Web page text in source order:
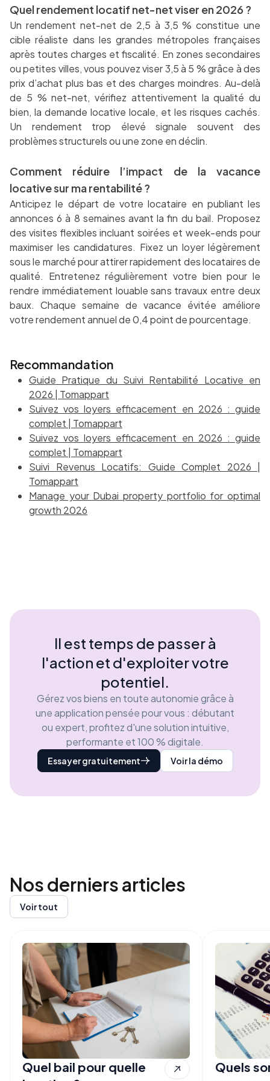
Quel rendement locatif net-net viser en 2026 ?
Un rendement net-net de 2,5 à 3,5 % constitue une
cible réaliste dans les grandes métropoles françaises
après toutes charges et fiscalité. En zones secondaires
ou petites villes, vous pouvez viser 3,5 à 5 % grâce à des
prix d’achat plus bas et des charges moindres. Au-delà
de 5 % net-net, vérifiez attentivement la qualité du
bien, la demande locative locale, et les risques cachés.
Un rendement trop élevé signale souvent des
problèmes structurels ou une zone en déclin.
Comment réduire l’impact de la vacance
locative sur ma rentabilité ?
Anticipez le départ de votre locataire en publiant les
annonces 6 à 8 semaines avant la fin du bail. Proposez
des visites flexibles incluant soirées et week-ends pour
maximiser les candidatures. Fixez un loyer légèrement
sous le marché pour attirer rapidement des locataires de
qualité. Entretenez régulièrement votre bien pour le
rendre immédiatement louable sans travaux entre deux
baux. Chaque semaine de vacance évitée améliore
votre rendement annuel de 0,4 point de pourcentage.
Recommandation
Guide Pratique du Suivi Rentabilité Locative en
2026 | Tomappart
Suivez vos loyers efficacement en 2026 : guide
complet | Tomappart
Suivez vos loyers efficacement en 2026 : guide
complet | Tomappart
Suivi Revenus Locatifs: Guide Complet 2026 |
Tomappart
Manage your Dubai property portfolio for optimal
growth 2026
Il est temps de passer à
l'action et d'exploiter votre
potentiel.
Gérez vos biens en toute autonomie grâce à
une application pensée pour vous : débutant
ou expert, profitez d'une solution intuitive,
performante et 100 % digitale.
Essayer gratuitement Voir la démo
Nos derniersarticles
Voir tout
Quel bail pour quelle
Quels